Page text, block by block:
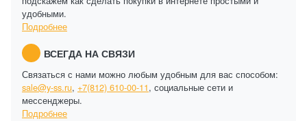
удобными.
Подробнее
ВСЕГДА НА СВЯЗИ
Связаться с нами можно любым удобным для вас способом:
sale@y-ss.ru, +7(812) 610-00-11, социальные сети и
мессенджеры.
Подробнее